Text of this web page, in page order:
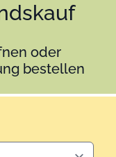
oder
bestellen